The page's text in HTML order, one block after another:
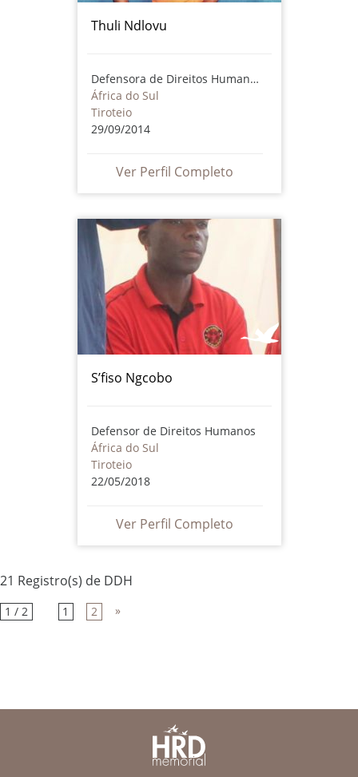
Thuli Ndlovu
Defensora de Direitos Humanos
África do Sul
Tiroteio
29/09/2014
Ver Perfil Completo
S’fiso Ngcobo
Defensor de Direitos Humanos
África do Sul
Tiroteio
22/05/2018
Ver Perfil Completo
21 Registro(s) de DDH
1 / 2 1 2 »